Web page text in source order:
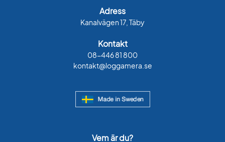
Adress
Kanalvägen 17, Täby
Kontakt
08-446 81 800
kontakt@loggamera.se
Vem är du?